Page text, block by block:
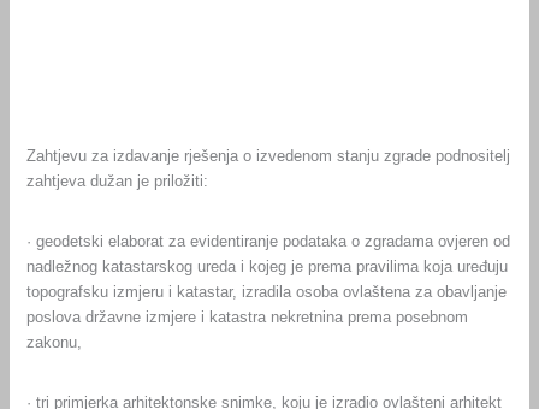
Zahtjevu za izdavanje rješenja o izvedenom stanju zgrade podnositelj
zahtjeva dužan je priložiti:
· geodetski elaborat za evidentiranje podataka o zgradama ovjeren od
nadležnog katastarskog ureda i kojeg je prema pravilima koja uređuju
topografsku izmjeru i katastar, izradila osoba ovlaštena za obavljanje
poslova državne izmjere i katastra nekretnina prema posebnom
zakonu,
· tri primjerka arhitektonske snimke, koju je izradio ovlašteni arhitekt